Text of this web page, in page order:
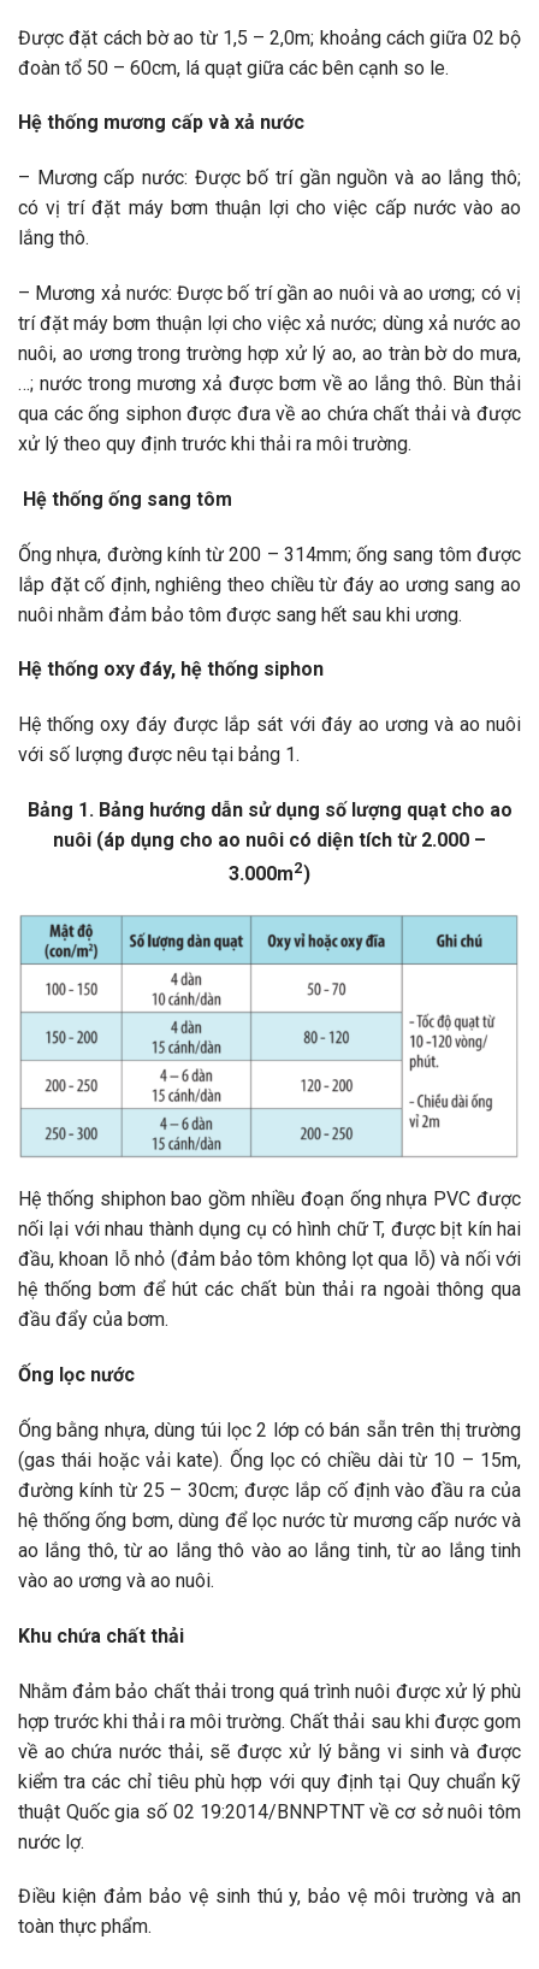
Được đặt cách bờ ao từ 1,5 – 2,0m; khoảng cách giữa 02 bộ
đoàn tổ 50 – 60cm, lá quạt giữa các bên cạnh so le.
Hệ thống mương cấp và xả nước
– Mương cấp nước: Được bố trí gần nguồn và ao lắng thô;
có vị trí đặt máy bơm thuận lợi cho việc cấp nước vào ao
lắng thô.
– Mương xả nước: Được bố trí gần ao nuôi và ao ương; có vị
trí đặt máy bơm thuận lợi cho việc xả nước; dùng xả nước ao
nuôi, ao ương trong trường hợp xử lý ao, ao tràn bờ do mưa,
…; nước trong mương xả được bơm về ao lắng thô. Bùn thải
qua các ống siphon được đưa về ao chứa chất thải và được
xử lý theo quy định trước khi thải ra môi trường.
Hệ thống ống sang tôm
Ống nhựa, đường kính từ 200 – 314mm; ống sang tôm được
lắp đặt cố định, nghiêng theo chiều từ đáy ao ương sang ao
nuôi nhằm đảm bảo tôm được sang hết sau khi ương.
Hệ thống oxy đáy, hệ thống siphon
Hệ thống oxy đáy được lắp sát với đáy ao ương và ao nuôi
với số lượng được nêu tại bảng 1.
Bảng 1. Bảng hướng dẫn sử dụng số lượng quạt cho ao
nuôi (áp dụng cho ao nuôi có diện tích từ 2.000 –
3.000m2)
Hệ thống shiphon bao gồm nhiều đoạn ống nhựa PVC được
nối lại với nhau thành dụng cụ có hình chữ T, được bịt kín hai
đầu, khoan lỗ nhỏ (đảm bảo tôm không lọt qua lỗ) và nối với
hệ thống bơm để hút các chất bùn thải ra ngoài thông qua
đầu đẩy của bơm.
Ống lọc nước
Ống bằng nhựa, dùng túi lọc 2 lớp có bán sẵn trên thị trường
(gas thái hoặc vải kate). Ống lọc có chiều dài từ 10 – 15m,
đường kính từ 25 – 30cm; được lắp cố định vào đầu ra của
hệ thống ống bơm, dùng để lọc nước từ mương cấp nước và
ao lắng thô, từ ao lắng thô vào ao lắng tinh, từ ao lắng tinh
vào ao ương và ao nuôi.
Khu chứa chất thải
Nhằm đảm bảo chất thải trong quá trình nuôi được xử lý phù
hợp trước khi thải ra môi trường. Chất thải sau khi được gom
về ao chứa nước thải, sẽ được xử lý bằng vi sinh và được
kiểm tra các chỉ tiêu phù hợp với quy định tại Quy chuẩn kỹ
thuật Quốc gia số 02 19:2014/BNNPTNT về cơ sở nuôi tôm
nước lợ.
Điều kiện đảm bảo vệ sinh thú y, bảo vệ môi trường và an
toàn thực phẩm.